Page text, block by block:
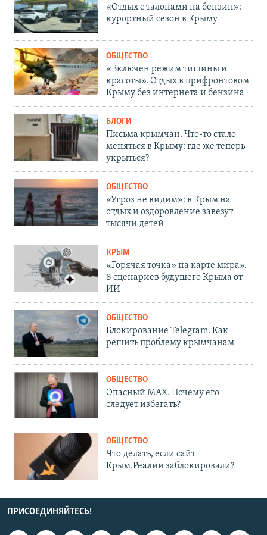
«Отдых с талонами на бензин»:
курортный сезон в Крыму
ОБЩЕСТВО
«Включен режим тишины и
красоты». Отдых в прифронтовом
Крыму без интернета и бензина
БЛОГИ
Письма крымчан. Что-то стало
меняться в Крыму: где же теперь
укрыться?
ОБЩЕСТВО
«Угроз не видим»: в Крым на
отдых и оздоровление завезут
тысячи детей
КРЫМ
«Горячая точка» на карте мира».
8 сценариев будущего Крыма от
ИИ
ОБЩЕСТВО
Блокирование Telegram. Как
решить проблему крымчанам
ОБЩЕСТВО
Опасный MAX. Почему его
следует избегать?
ОБЩЕСТВО
Что делать, если сайт
Крым.Реалии заблокировали?
ПРИСОЕДИНЯЙТЕСЬ!